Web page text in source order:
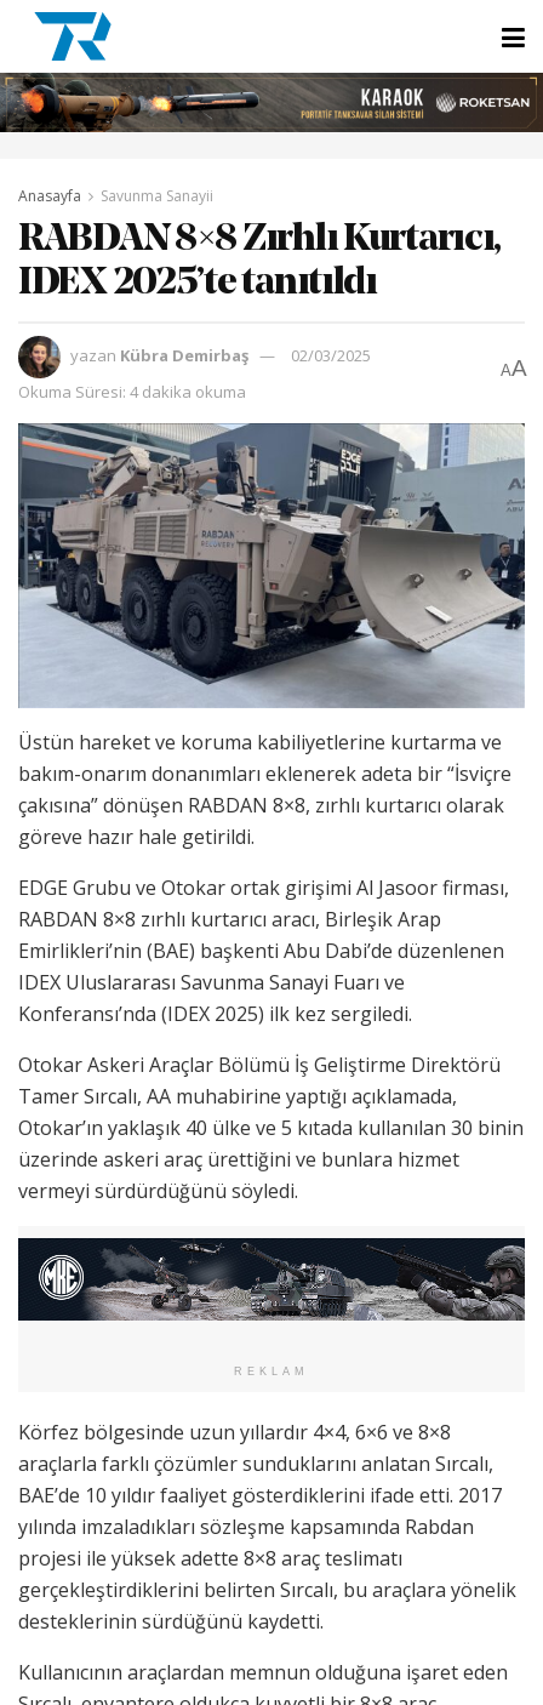
Anasayfa Savunma Sanayii
RABDAN 8×8 Zırhlı Kurtarıcı,
IDEX 2025’te tanıtıldı
yazan Kübra Demirbaş
02/03/2025
Okuma Süresi: 4 dakika okuma
AA
Üstün hareket ve koruma kabiliyetlerine kurtarma ve
bakım-onarım donanımları eklenerek adeta bir “İsviçre
çakısına” dönüşen RABDAN 8×8, zırhlı kurtarıcı olarak
göreve hazır hale getirildi.
EDGE Grubu ve Otokar ortak girişimi Al Jasoor firması,
RABDAN 8×8 zırhlı kurtarıcı aracı, Birleşik Arap
Emirlikleri’nin (BAE) başkenti Abu Dabi’de düzenlenen
IDEX Uluslararası Savunma Sanayi Fuarı ve
Konferansı’nda (IDEX 2025) ilk kez sergiledi.
Otokar Askeri Araçlar Bölümü İş Geliştirme Direktörü
Tamer Sırcalı, AA muhabirine yaptığı açıklamada,
Otokar’ın yaklaşık 40 ülke ve 5 kıtada kullanılan 30 binin
üzerinde askeri araç ürettiğini ve bunlara hizmet
vermeyi sürdürdüğünü söyledi.
REKLAM
Körfez bölgesinde uzun yıllardır 4×4, 6×6 ve 8×8
araçlarla farklı çözümler sunduklarını anlatan Sırcalı,
BAE’de 10 yıldır faaliyet gösterdiklerini ifade etti. 2017
yılında imzaladıkları sözleşme kapsamında Rabdan
projesi ile yüksek adette 8×8 araç teslimatı
gerçekleştirdiklerini belirten Sırcalı, bu araçlara yönelik
desteklerinin sürdüğünü kaydetti.
Kullanıcının araçlardan memnun olduğuna işaret eden